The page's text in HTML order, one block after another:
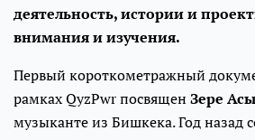
деятельность, истории и
внимания и изучения.
Первый короткометражный
рамках QyzPwr посвящен Зере
музыканте из Бишкека. Год назад